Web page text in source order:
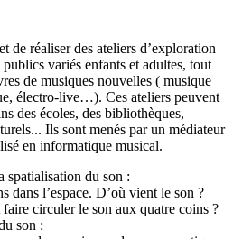
de réaliser des ateliers d’exploration
variés enfants et adultes, tout
de musiques nouvelles ( musique
électro-live…). Ces ateliers peuvent
des écoles, des bibliothèques,
Ils sont menés par un médiateur
en informatique musical.
spatialisation du son :
dans l’espace. D’où vient le son ?
circuler le son aux quatre coins ?
son :